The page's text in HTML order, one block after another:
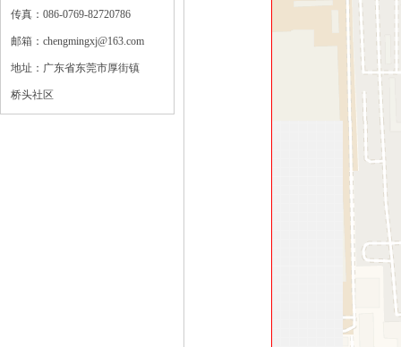
传真：086-0769-82720786
邮箱：chengmingxj@163.com
地址：广东省东莞市厚街镇
桥头社区